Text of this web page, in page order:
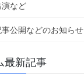
など
公開などのお知らせ
最新記事